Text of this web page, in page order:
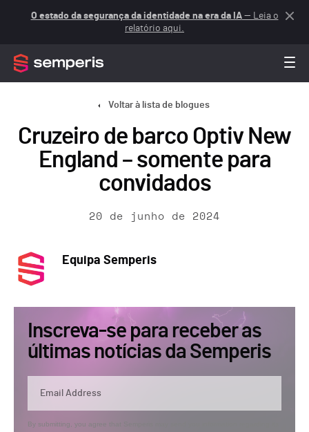
O estado da segurança da identidade na era da IA— Leia o
relatório aqui.
Voltar à lista de blogues
Cruzeiro de barco Optiv New
England – somente para
convidados
20 de junho de 2024
Equipa Semperis
Inscreva-se para receber as
últimas notícias da Semperis
By submitting, you agree that Semperis may send you information regarding its